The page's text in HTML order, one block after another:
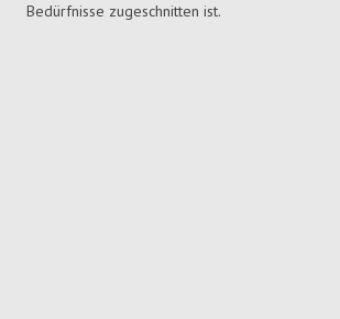
Bedürfnisse zugeschnitten ist.